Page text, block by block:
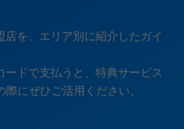
を、エリア別に紹介したガイ
ドで支払うと、特典サービス
にぜひご活用ください。